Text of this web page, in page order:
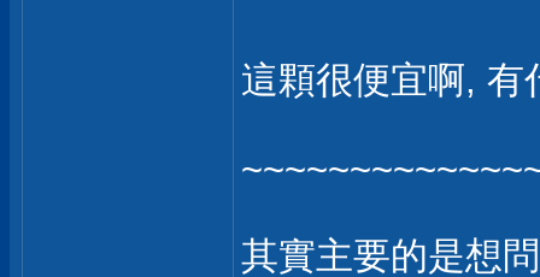
這顆很便宜啊, 有
其實主要的是想